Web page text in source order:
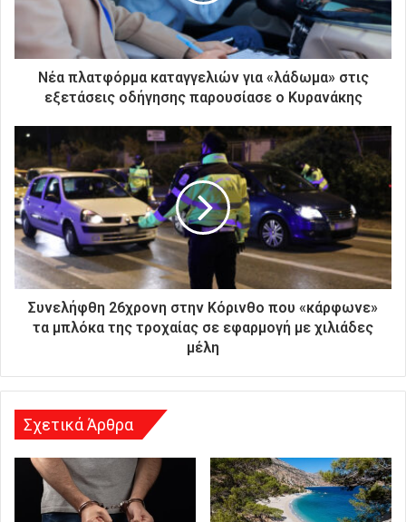
τ
ή
σ
α
ς
δ
ι
σ
Νέα πλατφόρμα καταγγελιών για «λάδωμα» στις
εξετάσεις οδήγησης παρουσίασε ο Κυρανάκης
Συνελήφθη 26χρονη στην Κόρινθο που «κάρφωνε»
τα μπλόκα της τροχαίας σε εφαρμογή με χιλιάδες
μέλη
Σχετικά Άρθρα